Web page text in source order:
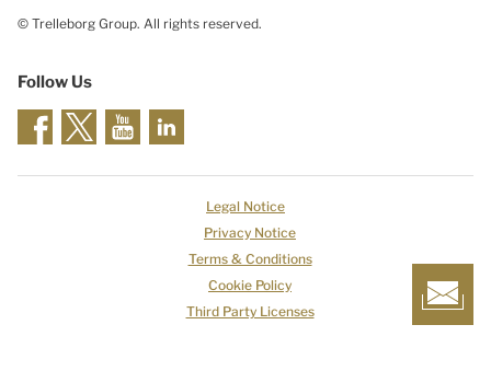
© Trelleborg Group. All rights reserved.
Follow Us
Legal Notice
Privacy Notice
Terms & Conditions
Cookie Policy
Third Party Licenses